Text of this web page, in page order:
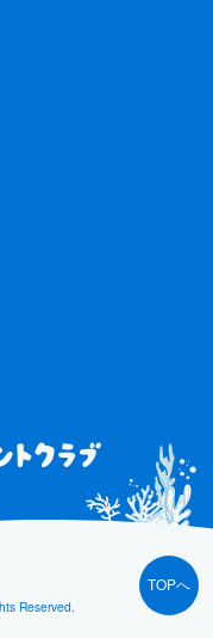
TOPへ
Reserved.